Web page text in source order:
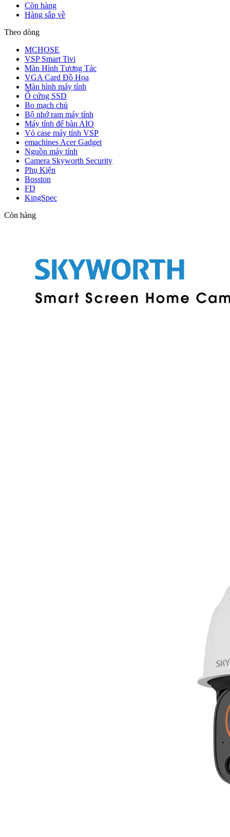
Còn hàng
Hàng sắp về
Theo dòng
MCHOSE
VSP Smart Tivi
Màn Hình Tương Tác
VGA Card Đồ Họa
Màn hình máy tính
Ổ cứng SSD
Bo mạch chủ
Bộ nhớ ram máy tính
Máy tính để bàn AIO
Vỏ case máy tính VSP
emachines Acer Gadget
Nguồn máy tính
Camera Skyworth Security
Phụ Kiện
Bosston
FD
KingSpec
Còn hàng